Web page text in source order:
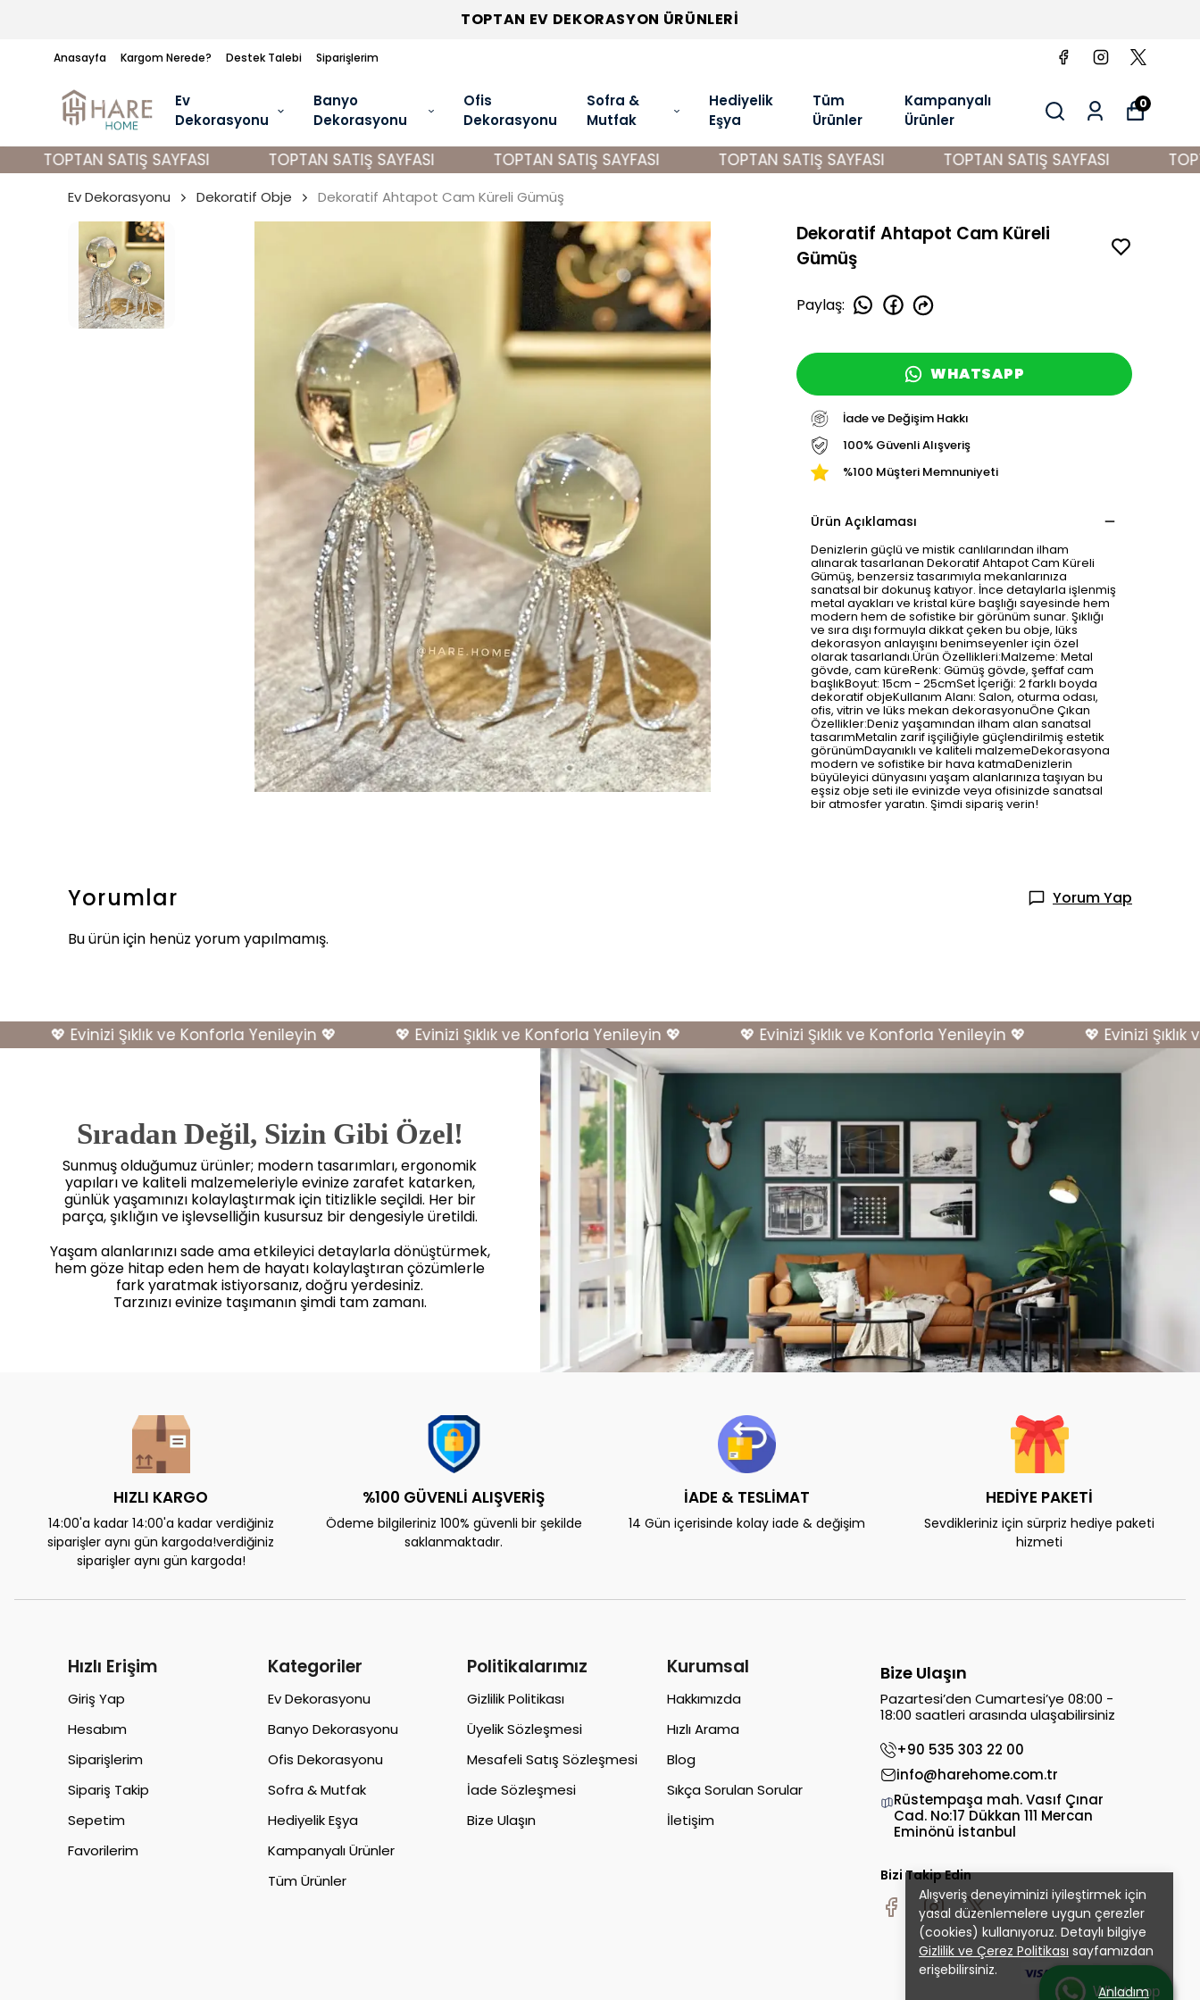
Anasayfa Kargom Nerede? Destek Talebi Siparişlerim
TOPTAN EV DEKORASYON ÜRÜNLERİ
Ev
Dekorasyonu
Banyo
Dekorasyonu
Ofis
Dekorasyonu
Sofra &
Mutfak
Hediyelik
Eşya
Tüm
Ürünler
Kampanyalı
Ürünler
0
Alışveriş deneyiminizi iyileştirmek için
yasal düzenlemelere uygun çerezler
(cookies) kullanıyoruz. Detaylı bilgiye
Gizlilik ve Çerez Politikası sayfamızdan
erişebilirsiniz.
Anladım
TOPTAN SATIŞ SAYFASI TOPTAN SATIŞ SAYFASI TOPTAN SATIŞ SAYFASI TOPTAN SATIŞ SAYFASI TOPTAN SATIŞ SAYFASI
Ev Dekorasyonu Dekoratif Obje Dekoratif Ahtapot Cam Küreli Gümüş
Dekoratif Ahtapot Cam Küreli
Gümüş
Paylaş:
WHATSAPP
İade ve Değişim Hakkı
100% Güvenli Alışveriş
%100 Müşteri Memnuniyeti
Ürün Açıklaması
Denizlerin güçlü ve mistik canlılarından ilham
alınarak tasarlanan Dekoratif Ahtapot Cam Küreli
Gümüş, benzersiz tasarımıyla mekanlarınıza
sanatsal bir dokunuş katıyor. İnce detaylarla işlenmiş
metal ayakları ve kristal küre başlığı sayesinde hem
modern hem de sofistike bir görünüm sunar. Şıklığı
ve sıra dışı formuyla dikkat çeken bu obje, lüks
dekorasyon anlayışını benimseyenler için özel
olarak tasarlandı.Ürün Özellikleri:Malzeme: Metal
gövde, cam küreRenk: Gümüş gövde, şeffaf cam
başlıkBoyut: 15cm - 25cmSet İçeriği: 2 farklı boyda
dekoratif objeKullanım Alanı: Salon, oturma odası,
ofis, vitrin ve lüks mekan dekorasyonuÖne Çıkan
Özellikler:Deniz yaşamından ilham alan sanatsal
tasarımMetalin zarif işçiliğiyle güçlendirilmiş estetik
görünümDayanıklı ve kaliteli malzemeDekorasyona
modern ve sofistike bir hava katmaDenizlerin
büyüleyici dünyasını yaşam alanlarınıza taşıyan bu
eşsiz obje seti ile evinizde veya ofisinizde sanatsal
bir atmosfer yaratın. Şimdi sipariş verin!
Yorumlar
Yorum Yap
Bu ürün için henüz yorum yapılmamış.
💖 Evinizi Şıklık ve Konforla Yenileyin 💖 💖 Evinizi Şıklık ve Konforla Yenileyin 💖 💖 Evinizi Şıklık ve Konforla Yenileyin 💖 💖 Evinizi Şıklık
Sıradan Değil, Sizin Gibi Özel!
Sunmuş olduğumuz ürünler; modern tasarımları, ergonomik
yapıları ve kaliteli malzemeleriyle evinize zarafet katarken,
günlük yaşamınızı kolaylaştırmak için titizlikle seçildi. Her bir
parça, şıklığın ve işlevselliğin kusursuz bir dengesiyle üretildi.
Yaşam alanlarınızı sade ama etkileyici detaylarla dönüştürmek,
hem göze hitap eden hem de hayatı kolaylaştıran çözümlerle
fark yaratmak istiyorsanız, doğru yerdesiniz.
Tarzınızı evinize taşımanın şimdi tam zamanı.
HIZLI KARGO
14:00'a kadar 14:00'a kadar verdiğiniz
siparişler aynı gün kargoda!verdiğiniz
siparişler aynı gün kargoda!
%100 GÜVENLİ ALIŞVERİŞ
Ödeme bilgileriniz 100% güvenli bir şekilde
saklanmaktadır.
İADE & TESLİMAT
14 Gün içerisinde kolay iade & değişim
HEDİYE PAKETİ
Sevdikleriniz için sürpriz hediye paketi
hizmeti
Hızlı Erişim
Giriş Yap
Hesabım
Siparişlerim
Sipariş Takip
Sepetim
Favorilerim
Kategoriler
Ev Dekorasyonu
Banyo Dekorasyonu
Ofis Dekorasyonu
Sofra & Mutfak
Hediyelik Eşya
Kampanyalı Ürünler
Tüm Ürünler
Politikalarımız
Gizlilik Politikası
Üyelik Sözleşmesi
Mesafeli Satış Sözleşmesi
İade Sözleşmesi
Bize Ulaşın
Kurumsal
Hakkımızda
Hızlı Arama
Blog
Sıkça Sorulan Sorular
İletişim
Bize Ulaşın
Pazartesi’den Cumartesi’ye 08:00 -
18:00 saatleri arasında ulaşabilirsiniz
+90 535 303 22 00
info@harehome.com.tr
Rüstempaşa mah. Vasıf Çınar
Cad. No:17 Dükkan 111 Mercan
Eminönü İstanbul
Bizi Takip Edin
Whatsapp